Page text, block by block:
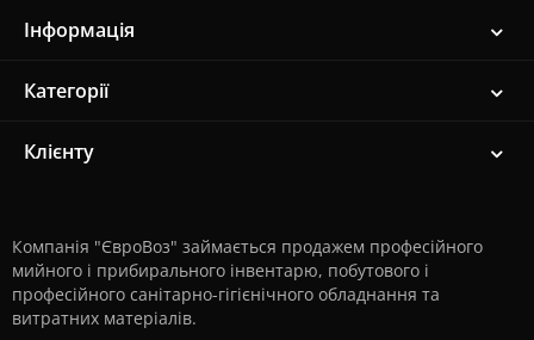
Інформація
Категорії
Клієнту
Компанія "ЄвроВоз" займається продажем професійного
мийного і прибирального інвентарю, побутового і
професійного санітарно-гігієнічного обладнання та
витратних матеріалів.